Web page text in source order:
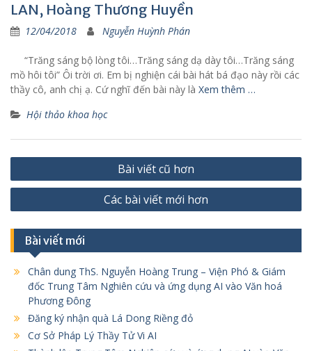
LAN, Hoàng Thương Huyền
12/04/2018 Nguyễn Huỳnh Phán
“Trăng sáng bộ lòng tôi…Trăng sáng dạ dày tôi…Trăng sáng
mồ hôi tôi” Ôi trời ơi. Em bị nghiện cái bài hát bá đạo này rồi các
thầy cô, anh chị ạ. Cứ nghĩ đến bài này là Xem thêm …
Hội thảo khoa học
Điều
hướng
Bài viết cũ hơn
Các bài viết mới hơn
Bài viết mới
Chân dung ThS. Nguyễn Hoàng Trung – Viện Phó & Giám
đốc Trung Tâm Nghiên cứu và ứng dụng AI vào Văn hoá
Phương Đông
Đăng ký nhận quà Lá Dong Riềng đỏ
Cơ Sở Pháp Lý Thầy Tử Vi AI